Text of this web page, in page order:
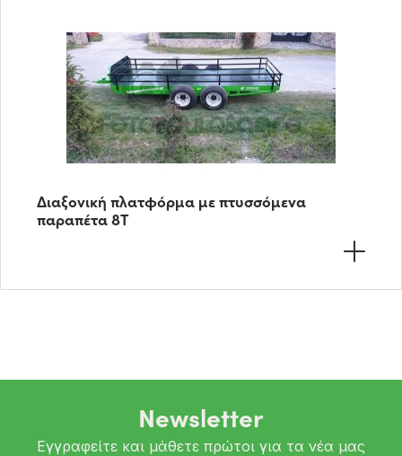
Διαξονική πλατφόρμα με πτυσσόμενα
παραπέτα 8Τ
Newsletter
Εγγραφείτε και μάθετε πρώτοι για τα νέα μας